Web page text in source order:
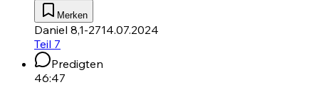
Merken
Daniel 8,1-2714.07.2024
Teil 7
Predigten
46:47